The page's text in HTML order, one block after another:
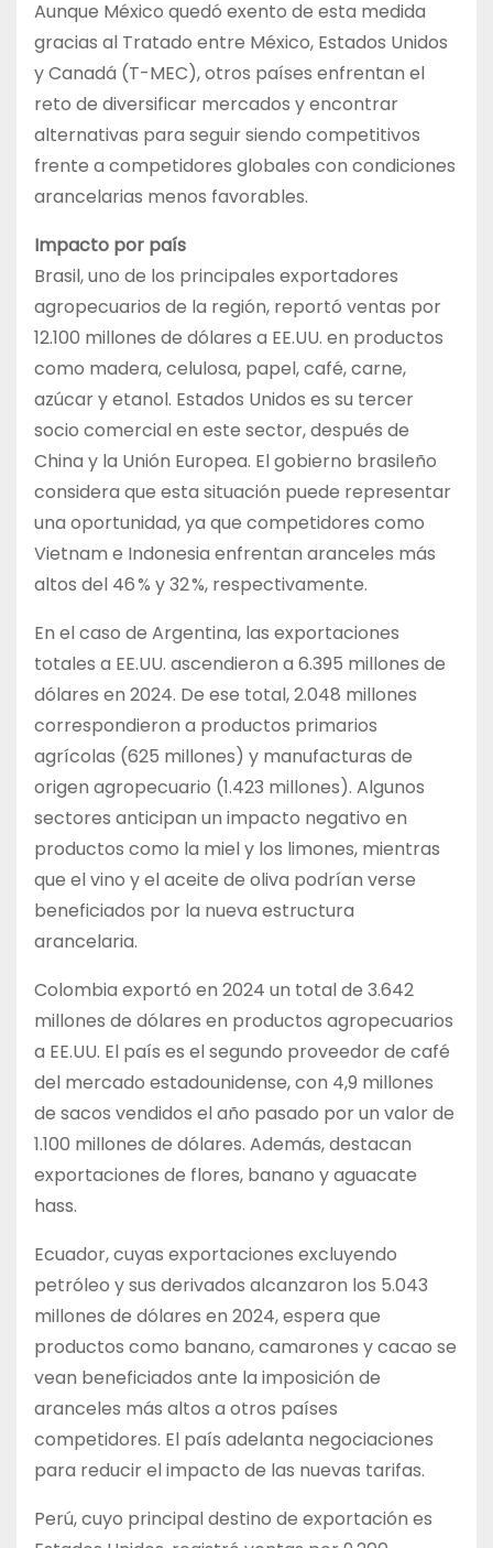
Aunque México quedó exento de esta medida
gracias al Tratado entre México, Estados Unidos
y Canadá (T-MEC), otros países enfrentan el
reto de diversificar mercados y encontrar
alternativas para seguir siendo competitivos
frente a competidores globales con condiciones
arancelarias menos favorables.
Impacto por país
Brasil, uno de los principales exportadores
agropecuarios de la región, reportó ventas por
12.100 millones de dólares a EE.UU. en productos
como madera, celulosa, papel, café, carne,
azúcar y etanol. Estados Unidos es su tercer
socio comercial en este sector, después de
China y la Unión Europea. El gobierno brasileño
considera que esta situación puede representar
una oportunidad, ya que competidores como
Vietnam e Indonesia enfrentan aranceles más
altos del 46 % y 32 %, respectivamente.
En el caso de Argentina, las exportaciones
totales a EE.UU. ascendieron a 6.395 millones de
dólares en 2024. De ese total, 2.048 millones
correspondieron a productos primarios
agrícolas (625 millones) y manufacturas de
origen agropecuario (1.423 millones). Algunos
sectores anticipan un impacto negativo en
productos como la miel y los limones, mientras
que el vino y el aceite de oliva podrían verse
beneficiados por la nueva estructura
arancelaria.
Colombia exportó en 2024 un total de 3.642
millones de dólares en productos agropecuarios
a EE.UU. El país es el segundo proveedor de café
del mercado estadounidense, con 4,9 millones
de sacos vendidos el año pasado por un valor de
1.100 millones de dólares. Además, destacan
exportaciones de flores, banano y aguacate
hass.
Ecuador, cuyas exportaciones excluyendo
petróleo y sus derivados alcanzaron los 5.043
millones de dólares en 2024, espera que
productos como banano, camarones y cacao se
vean beneficiados ante la imposición de
aranceles más altos a otros países
competidores. El país adelanta negociaciones
para reducir el impacto de las nuevas tarifas.
Perú, cuyo principal destino de exportación es